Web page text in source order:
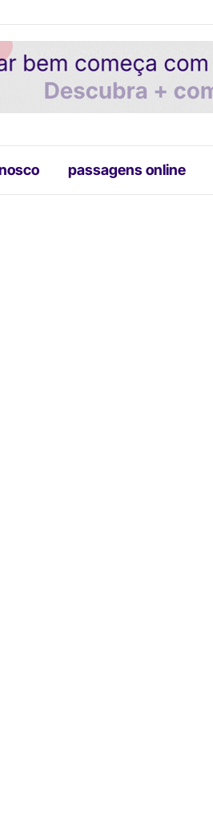
passagens online